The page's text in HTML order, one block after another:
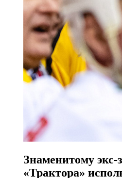
Знаменитому
«Трактора»